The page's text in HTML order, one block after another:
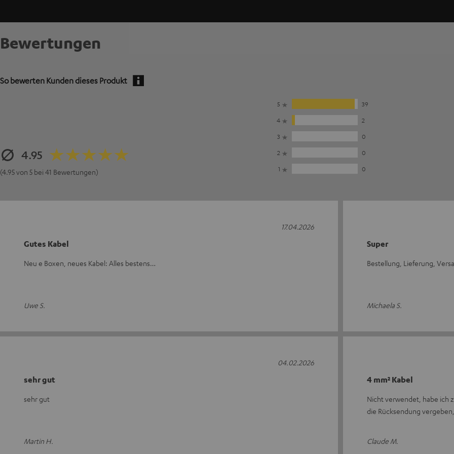
Bewertungen
So bewerten Kunden dieses Produkt
4.95
(4.95 von 5 bei 41 Bewertungen)
5
39
4
2
3
0
2
0
1
0
Gutes Kabel
Neu e Boxen, neues Kabel: Alles bestens…
Uwe S.
17.04.2026
Super
Bestellung, Lieferung,
Michaela S.
sehr gut
sehr gut
Martin H.
04.02.2026
4 mm² Kabel
Nicht verwendet, habe ich
die Rücksendung
Claude M.